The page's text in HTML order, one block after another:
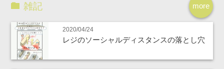
more
雑記
2020/04/24
レジのソーシャルディスタンスの落とし穴